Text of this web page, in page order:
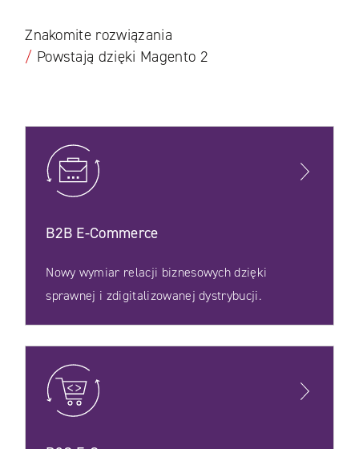
Znakomite rozwiązania
/ Powstają dzięki Magento 2
B2B E‑Commerce
Nowy wymiar relacji biznesowych dzięki
sprawnej i zdigitalizowanej dystrybucji.